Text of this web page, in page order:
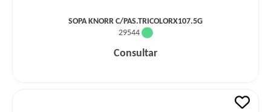
SOPA KNORR C/PAS.TRICOLORX107.5G
29544
Consultar